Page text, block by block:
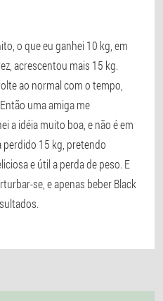
o que eu ganhei 10 kg, em
acrescentou mais 15 kg.
ao normal com o tempo,
uma amiga me
a idéia muito boa, e não é em
perdido 15 kg, pretendo
e útil a perda de peso. E
se, e apenas beber Black